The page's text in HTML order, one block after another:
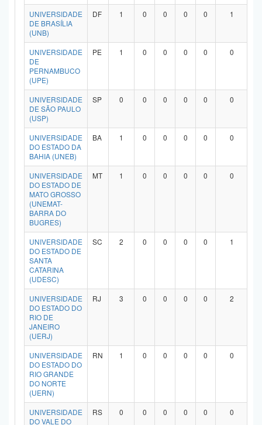
UNIVERSIDADE
DE BRASÍLIA
(UNB)
DF 1 0 0 0 0 1
UNIVERSIDADE
DE
PERNAMBUCO
(UPE)
PE 1 0 0 0 0 0
UNIVERSIDADE
DE SÃO PAULO
(USP)
SP 0 0 0 0 0 0
UNIVERSIDADE
DO ESTADO DA
BAHIA (UNEB)
BA 1 0 0 0 0 0
UNIVERSIDADE
DO ESTADO DE
MATO GROSSO
(UNEMAT-
BARRA DO
BUGRES)
MT 1 0 0 0 0 0
UNIVERSIDADE
DO ESTADO DE
SANTA
CATARINA
(UDESC)
SC 2 0 0 0 0 1
UNIVERSIDADE
DO ESTADO DO
RIO DE
JANEIRO
(UERJ)
RJ 3 0 0 0 0 2
UNIVERSIDADE
DO ESTADO DO
RIO GRANDE
DO NORTE
(UERN)
RN 1 0 0 0 0 0
UNIVERSIDADE
DO VALE DO
RS 0 0 0 0 0 0